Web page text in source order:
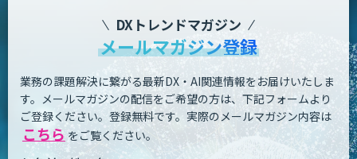
DXトレンドマガジン
メールマガジン登録
業務の課題解決に繋がる最新DX・AI関連情報をお届けいたしま
す。 メールマガジンの配信をご希望の方は、下記フォームより
ご登録ください。登録無料です。 実際のメールマガジン内容は
こちら をご覧ください。